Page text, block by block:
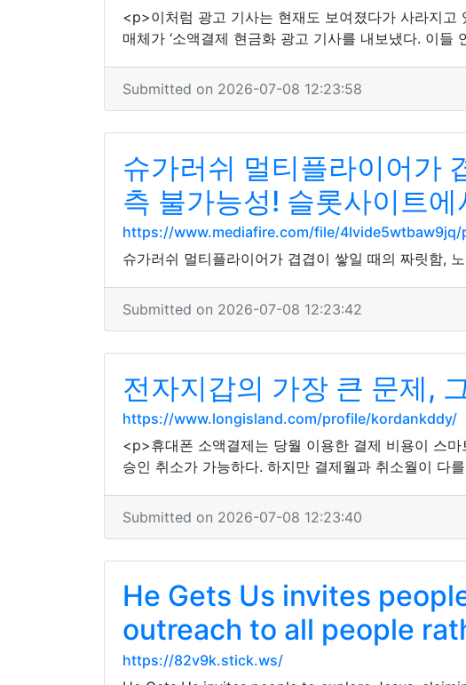
<p>이처럼 광고 기사는 현재도 보여졌다가 사라지고
매체가 ‘소액결제 현금화 광고 기사를 내보냈다. 이
Submitted on 2026-07-08 12:23:58
슈가러쉬 멀티플라이어가
측 불가능성! 슬롯사이트
https://www.mediafire.com/file/
슈가러쉬 멀티플라이어가 겹겹이 쌓일 때의 짜릿함,
Submitted on 2026-07-08 12:23:42
전자지갑의 가장 큰 문제,
https://www.longisland.com/profile/kordankddy/
<p>휴대폰 소액결제는 당월 이용한 결제 비용이 스
승인 취소가 가능하다. 하지만 결제월과 취소월이 다
Submitted on 2026-07-08 12:23:40
He Gets Us invites
outreach to all people
https://82v9k.stick.ws/